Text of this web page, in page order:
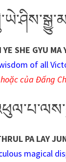
SHE GYU MA
of all
của Đấng
PA LAY
magical